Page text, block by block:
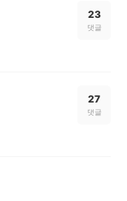
23
댓글
27
댓글